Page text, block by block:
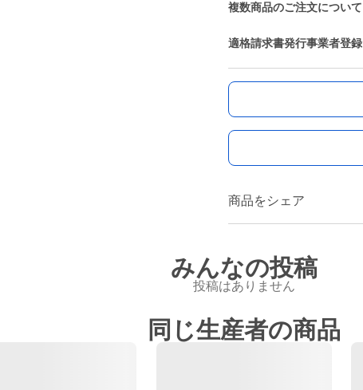
複数商品のご注文について
適格請求書発行事業者登録
商品をシェア
みんなの投稿
投稿はありません
同じ生産者の商品